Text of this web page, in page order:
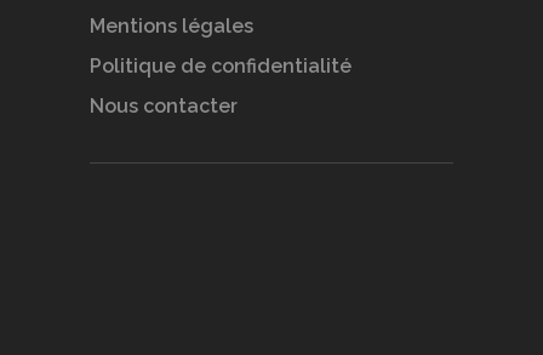
Mentions légales
Politique de confidentialité
Nous contacter